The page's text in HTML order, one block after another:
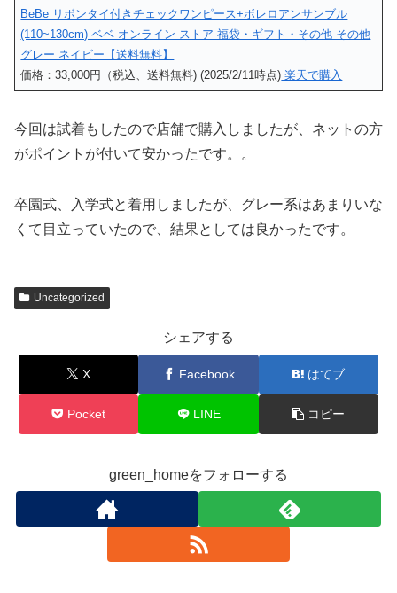
BeBe リボンタイ付きチェックワンピース+ボレロアンサンブル
(110~130cm) ベベ オンライン ストア 福袋・ギフト・その他 その他
グレー ネイビー【送料無料】
価格：33,000円（税込、送料無料) (2025/2/11時点) 楽天で購入
今回は試着もしたので店舗で購入しましたが、ネットの方
がポイントが付いて安かったです。。
卒園式、入学式と着用しましたが、グレー系はあまりいな
くて目立っていたので、結果としては良かったです。
Uncategorized
シェアする
X Facebook はてブ
Pocket LINE コピー
green_homeをフォローする